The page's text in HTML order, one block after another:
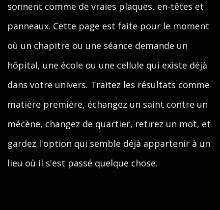
sonnent comme de vraies plaques, en-têtes et
panneaux. Cette page est faite pour le moment
où un chapitre ou une séance demande un
hôpital, une école ou une cellule qui existe déjà
dans votre univers. Traitez les résultats comme
matière première, échangez un saint contre un
mécène, changez de quartier, retirez un mot, et
gardez l'option qui semble déjà appartenir à un
lieu où il s'est passé quelque chose.